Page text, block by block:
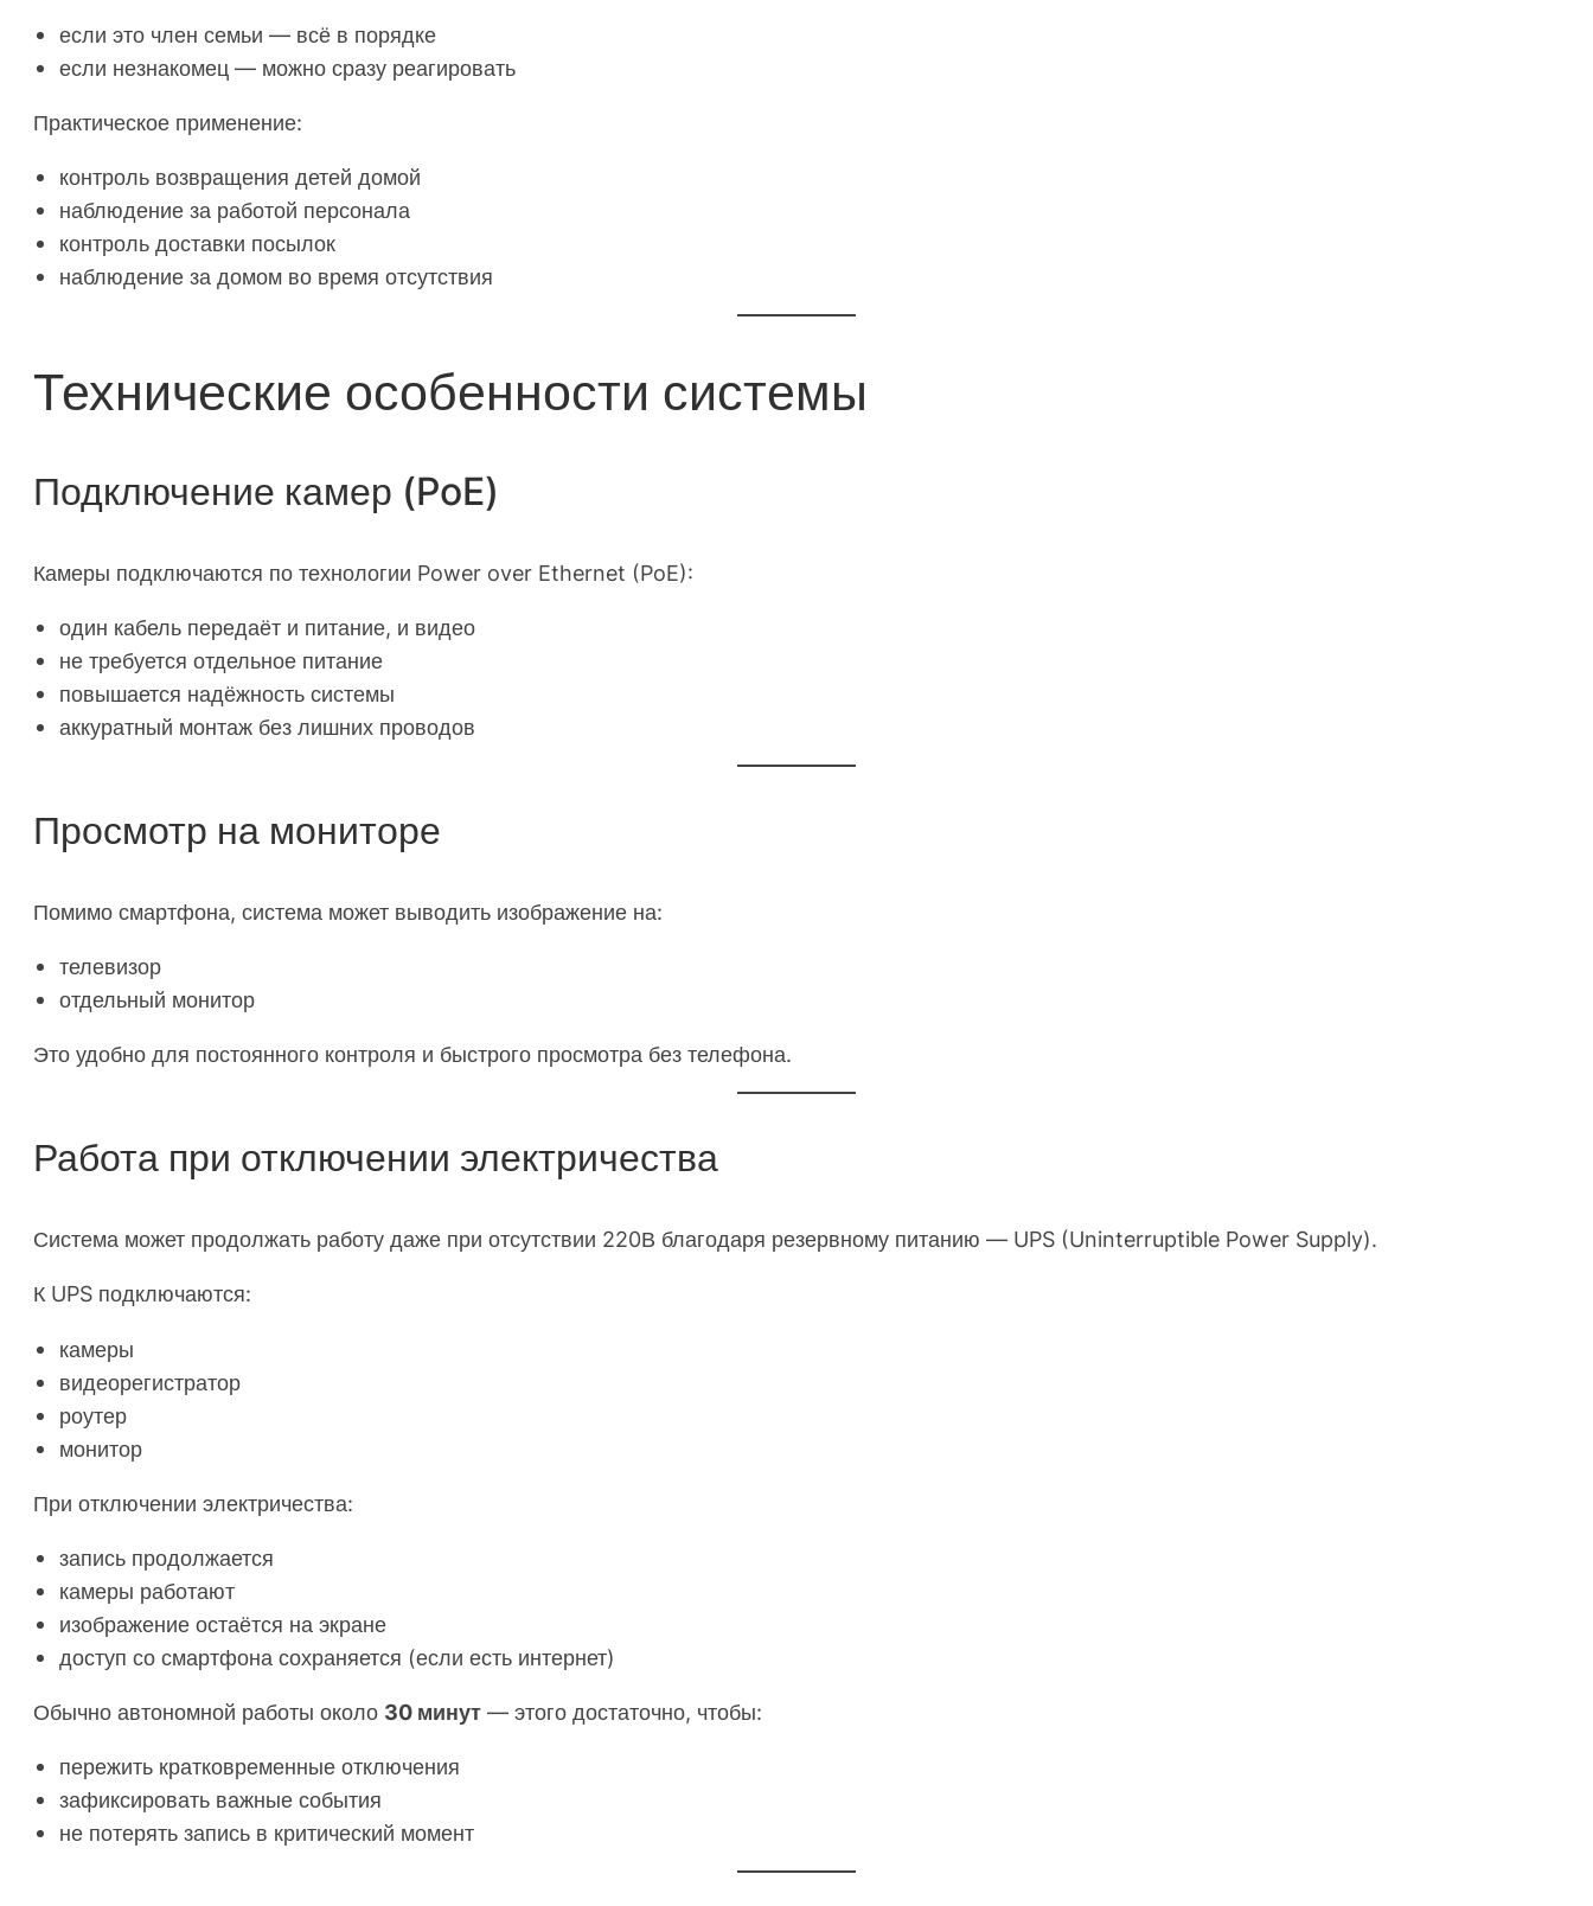
если это член семьи — всё в порядке
если незнакомец — можно сразу реагировать
Практическое применение:
контроль возвращения детей домой
наблюдение за работой персонала
контроль доставки посылок
наблюдение за домом во время отсутствия
Технические особенности системы
Подключение камер (PoE)
Камеры подключаются по технологии Power over Ethernet (PoE):
один кабель передаёт и питание, и видео
не требуется отдельное питание
повышается надёжность системы
аккуратный монтаж без лишних проводов
Просмотр на мониторе
Помимо смартфона, система может выводить изображение на:
телевизор
отдельный монитор
Это удобно для постоянного контроля и быстрого просмотра без телефона.
Работа при отключении электричества
Система может продолжать работу даже при отсутствии 220В благодаря резервному питанию — UPS (Uninterruptible Power Supply).
К UPS подключаются:
камеры
видеорегистратор
роутер
монитор
При отключении электричества:
запись продолжается
камеры работают
изображение остаётся на экране
доступ со смартфона сохраняется (если есть интернет)
Обычно автономной работы около 30 минут — этого достаточно, чтобы:
пережить кратковременные отключения
зафиксировать важные события
не потерять запись в критический момент